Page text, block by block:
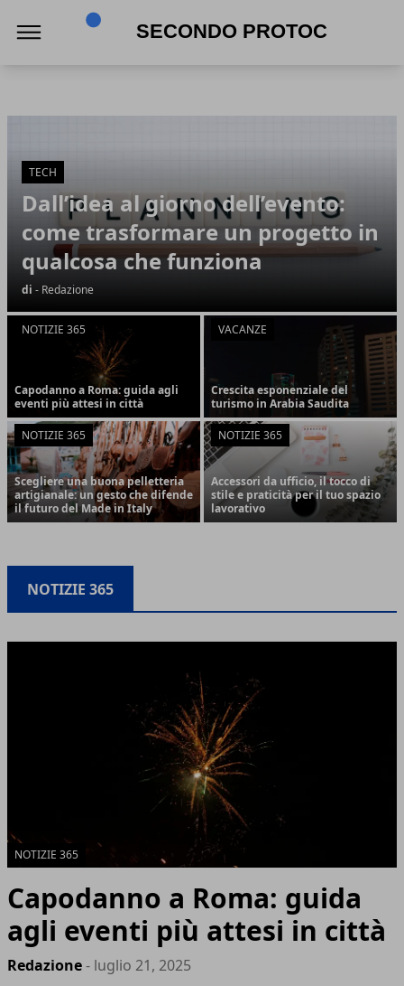
TECH
Dall’idea al giorno dell’evento:
come trasformare un progetto in
qualcosa che funziona
di - Redazione
NOTIZIE 365
Capodanno a Roma: guida agli
eventi più attesi in città
VACANZE
Crescita esponenziale del
turismo in Arabia Saudita
NOTIZIE 365
Scegliere una buona pelletteria
artigianale: un gesto che difende
il futuro del Made in Italy
NOTIZIE 365
Accessori da ufficio, il tocco di
stile e praticità per il tuo spazio
lavorativo
NOTIZIE 365
NOTIZIE 365
Capodanno a Roma: guida
agli eventi più attesi in città
Redazione- luglio 21, 2025